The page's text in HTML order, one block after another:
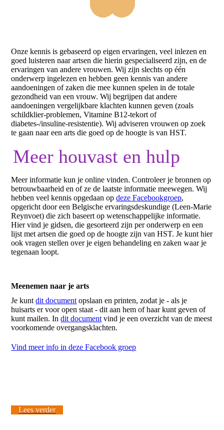
Onze kennis is gebaseerd op eigen ervaringen, veel inlezen en
goed luisteren naar artsen die hierin gespecialiseerd zijn, en de
ervaringen van andere vrouwen. Wij zijn slechts op één
onderwerp ingelezen en hebben geen kennis van andere
aandoeningen of zaken die mee kunnen spelen in de totale
gezondheid van een vrouw. Wij begrijpen dat andere
aandoeningen vergelijkbare klachten kunnen geven (zoals
schildklier-problemen, Vitamine B12-tekort of
diabetes-/insuline-resistentie). Wij adviseren vrouwen op zoek
te gaan naar een arts die goed op de hoogte is van HST.
Meer houvast en hulp
Meer informatie kun je online vinden. Controleer je bronnen op
betrouwbaarheid en of ze de laatste informatie meewegen. Wij
hebben veel kennis opgedaan opdeze Facebookgroep,
opgericht door een Belgische ervaringsdeskundige (Leen-Marie
Reynvoet) die zich baseert op wetenschappelijke informatie.
Hier vind je gidsen, die gesorteerd zijn per onderwerp en een
lijst met artsen die goed op de hoogte zijn van HST. Je kunt hier
ook vragen stellen over je eigen behandeling en zaken waar je
tegenaan loopt.
Meenemen naar je arts
Je kuntdit document opslaan en printen, zodat je - als je
huisarts er voor open staat - dit aan hem of haar kunt geven of
kunt mailen. Indit document vind je een overzicht van de meest
voorkomende overgangsklachten.
Vind meer info in deze Facebook groep
Lees verder